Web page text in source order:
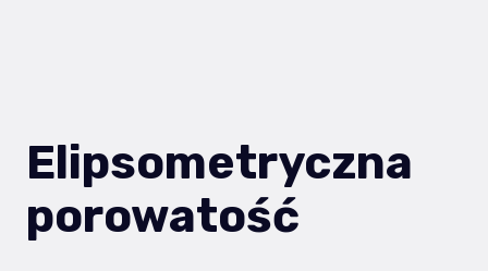
Elipsometryczna
porowatość